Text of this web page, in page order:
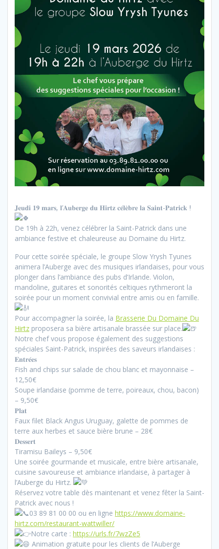
𝐉𝐞𝐮𝐝𝐢 𝟏𝟗 𝐦𝐚𝐫𝐬, 𝐥’𝐀𝐮𝐛𝐞𝐫𝐠𝐞 𝐝𝐮 𝐇𝐢𝐫𝐭𝐳 𝐜𝐞́𝐥𝐞̀𝐛𝐫𝐞 𝐥𝐚 𝐒𝐚𝐢𝐧𝐭-𝐏𝐚𝐭𝐫𝐢𝐜𝐤 ⵑ
De 19h à 22h, venez célébrer la Saint-Patrick dans une
ambiance festive et chaleureuse au Domaine du Hirtz.
Pour cette soirée spéciale, le groupe Slow Yrysh Tyunes
animera l’Auberge avec des musiques irlandaises, pour vous
plonger dans l’ambiance des pubs d’Irlande. Violon,
mandoline, guitares et sonorités celtiques rythmeront la
soirée pour un moment convivial entre amis ou en famille.
Pour accompagner la soirée, la Brasserie Du Domaine Du
Hirtz proposera sa bière artisanale brassée sur place.
Notre chef vous propose également des suggestions
spéciales Saint-Patrick, inspirées des saveurs irlandaises :
𝐄𝐧𝐭𝐫𝐞́𝐞𝐬
Fish and chips sur salade de chou blanc et mayonnaise –
12,50€
Soupe irlandaise (pomme de terre, poireaux, chou, bacon)
– 9,50€
𝐏𝐥𝐚𝐭
Faux filet Black Angus Uruguay, galette de pommes de
terre aux herbes et sauce bière brune – 28€
𝐃𝐞𝐬𝐬𝐞𝐫𝐭
Tiramisu Baileys – 9,50€
Une soirée gourmande et musicale, entre bière artisanale,
cuisine savoureuse et ambiance irlandaise, à partager à
l’Auberge du Hirtz.
Réservez votre table dès maintenant et venez fêter la Saint-
Patrick avec nous !
03 89 81 00 00 ou en ligne https://www.domaine-
hirtz.com/restaurant-wattwiller/
Notre carte : https://urls.fr/7wzZe5
Animation gratuite pour les clients de l’Auberge